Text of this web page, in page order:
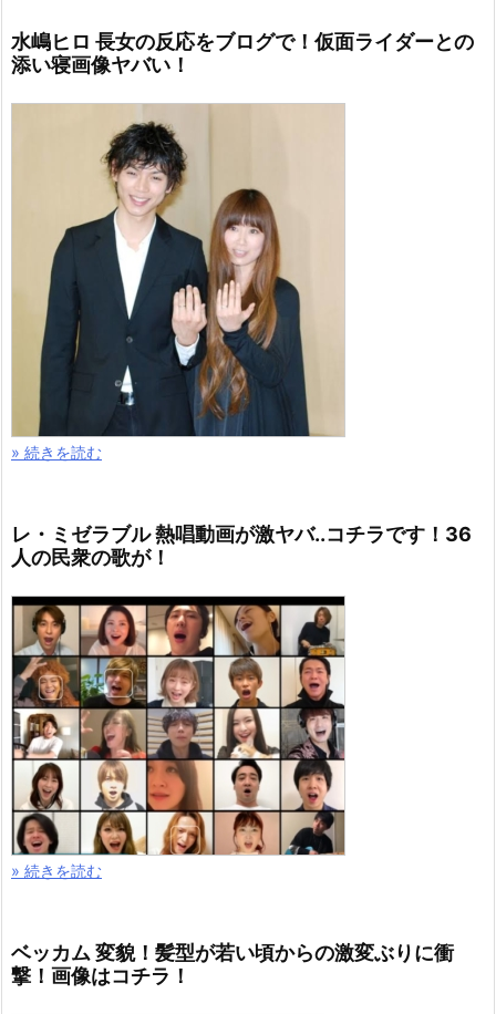
水嶋ヒロ 長女の反応をブログで！仮面ライダーとの
添い寝画像ヤバい！
» 続きを読む
レ・ミゼラブル 熱唱動画が激ヤバ..コチラです！36
人の民衆の歌が！
» 続きを読む
ベッカム 変貌！髪型が若い頃からの激変ぶりに衝
撃！画像はコチラ！